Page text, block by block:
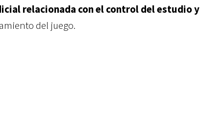
relacionada con el control del estudio y
del juego.